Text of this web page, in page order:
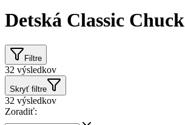
Detská Classic Chuck
Filtre
32 výsledkov
Skryť filtre
32 výsledkov
Zoradiť: